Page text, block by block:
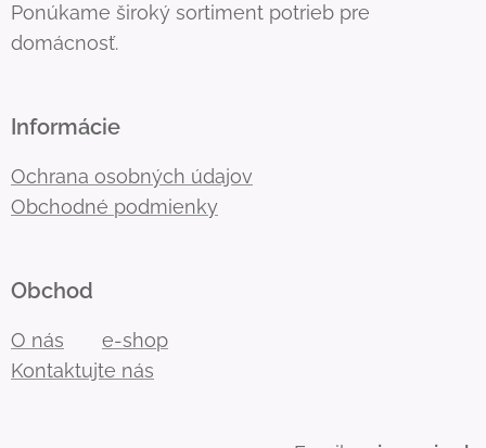
Ponúkame široký sortiment potrieb pre
domácnosť.
Informácie
Ochrana osobných údajov
Obchodné podmienky
Obchod
O nás
e-shop
Kontaktujte nás